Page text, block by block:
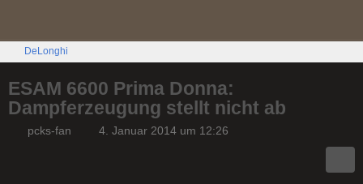
DeLonghi
ESAM 6600 Prima Donna:
Dampferzeugung stellt nicht ab
pcks-fan 4. Januar 2014 um 12:26